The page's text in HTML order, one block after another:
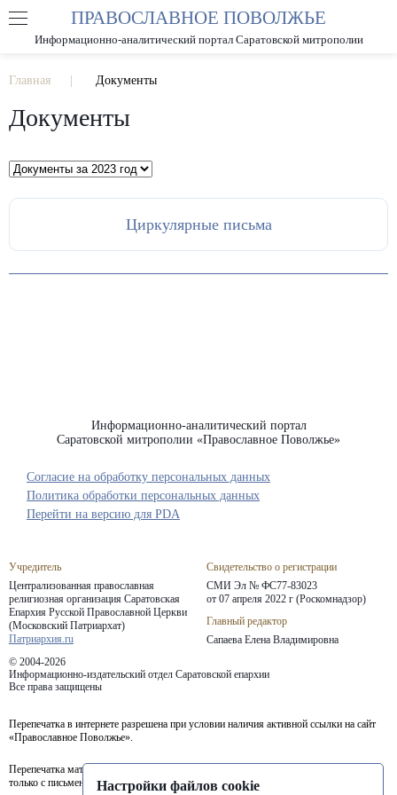
РАЗМЕР ШРИФТА А А
ПРАВОСЛАВНОЕ ПОВОЛЖЬЕ
Информационно-аналитический портал Саратовской митрополии
Главная Документы
Документы
Циркулярные письма
Информационно-аналитический портал
Саратовской митрополии «Православное Поволжье»
Учредитель
Централизованная православная
религиозная организация Саратовская
Епархия Русской Православной Церкви
(Московский Патриархат)
Патриархия.ru
Свидетельство о регистрации
СМИ Эл № ФС77-83023
от 07 апреля 2022 г (Роскомнадзор)
Главный редактор
Сапаева Елена Владимировна
© 2004-2026
Информационно-издательский отдел Саратовской епархии
Все права защищены
Согласие на обработку персональных данных
Политика обработки персональных данных
Перепечатка в интернете разрешена при условии наличия активной ссылки на сайт
«Православное Поволжье».
Перепечатка материалов портала в печатных изданиях (книгах, прессе) возможна
только с письменного разрешения редакции.
Перейти на версию для PDA
Настройки файлов cookie